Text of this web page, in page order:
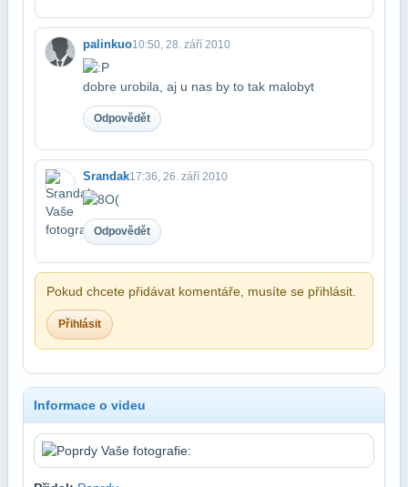
palinkuo10:50, 28. září 2010
dobre urobila, aj u nas by to tak malo​byt
Odpovědět
Srandak17:36, 26. září 2010
Odpovědět
Pokud chcete přidávat komentáře, musíte se přihlásit.
Přihlásit
Informace o videu